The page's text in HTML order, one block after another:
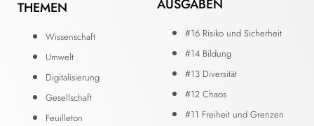
THEMEN
Wissenschaft
Umwelt
Digitalisierung
Gesellschaft
Feuilleton
AUSGABEN
#16 Risiko und Sicherheit
#14 Bildung
#13 Diversität
#12 Chaos
#11 Freiheit und Grenzen